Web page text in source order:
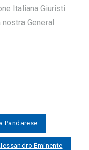
Italiana Giuristi
General
Pandarese
Eminente